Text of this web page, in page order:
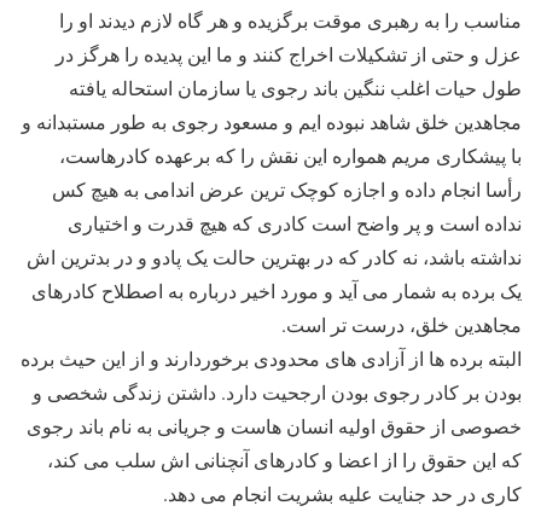
مناسب را به رهبری موقت برگزیده و هر گاه لازم دیدند او را
عزل و حتی از تشکیلات اخراج کنند و ما این پدیده را هرگز در
طول حیات اغلب ننگین باند رجوی یا سازمان استحاله یافته
مجاهدین خلق شاهد نبوده ایم و مسعود رجوی به طور مستبدانه و
با پیشکاری مریم همواره این نقش را که برعهده کادرهاست،
رأسا انجام داده و اجازه کوچک ترین عرض اندامی به هیچ کس
نداده است و پر واضح است کادری که هیچ قدرت و اختیاری
نداشته باشد، نه کادر که در بهترین حالت یک پادو و در بدترین اش
یک برده به شمار می آید و مورد اخیر درباره به اصطلاح کادرهای
مجاهدین خلق، درست تر است.
البته برده ها از آزادی های محدودی برخوردارند و از این حیث برده
بودن بر کادر رجوی بودن ارجحیت دارد. داشتن زندگی شخصی و
خصوصی از حقوق اولیه انسان هاست و جریانی به نام باند رجوی
که این حقوق را از اعضا و کادرهای آنچنانی اش سلب می کند،
کاری در حد جنایت علیه بشریت انجام می دهد.